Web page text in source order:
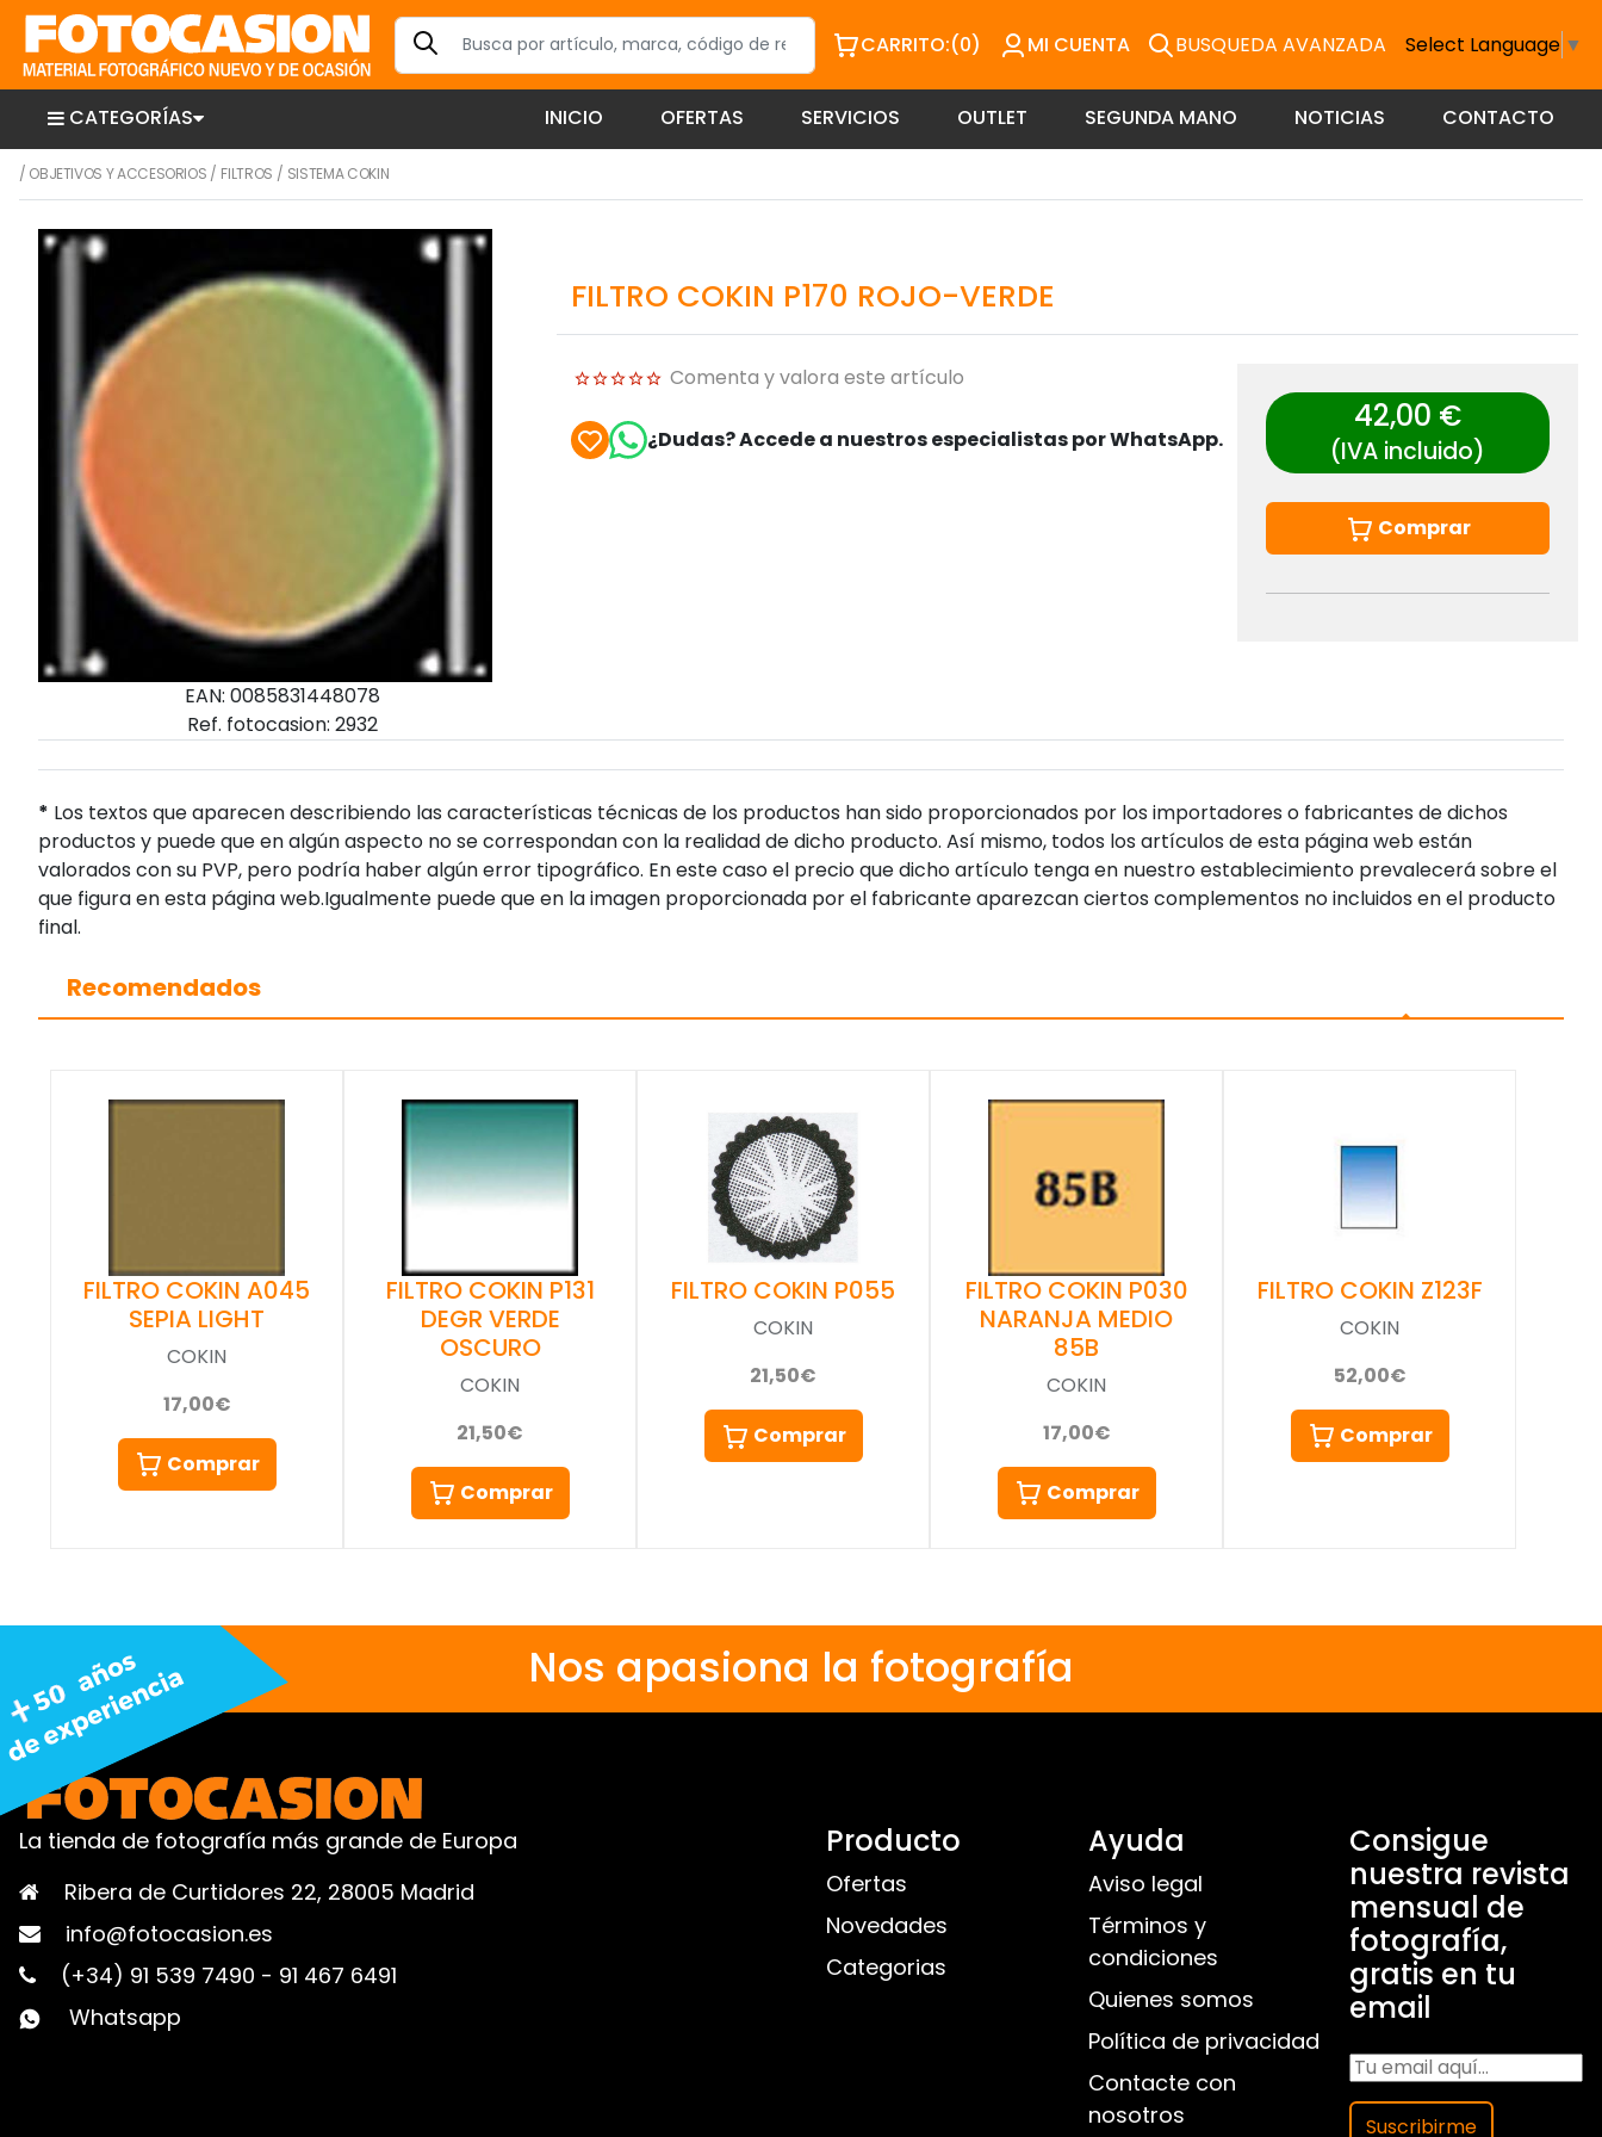
CARRITO:(0) MI CUENTA BUSQUEDA AVANZADA Select Language ▼
CATEGORÍAS INICIO OFERTAS SERVICIOS OUTLET SEGUNDA MANO NOTICIAS CONTACTO
/ OBJETIVOS Y ACCESORIOS / FILTROS / SISTEMA COKIN
EAN: 0085831448078
Ref. fotocasion: 2932
FILTRO COKIN P170 ROJO-VERDE
Comenta y valora este artículo
¿Dudas? Accede a nuestros especialistas por WhatsApp.
42,00 €
(IVA incluido)
Comprar
* Los textos que aparecen describiendo las características técnicas de los productos han sido proporcionados por los importadores o fabricantes de dichos
productos y puede que en algún aspecto no se correspondan con la realidad de dicho producto. Así mismo, todos los artículos de esta página web están
valorados con su PVP, pero podría haber algún error tipográfico. En este caso el precio que dicho artículo tenga en nuestro establecimiento prevalecerá sobre el
que figura en esta página web.Igualmente puede que en la imagen proporcionada por el fabricante aparezcan ciertos complementos no incluidos en el producto
final.
Recomendados
FILTRO COKIN A045
SEPIA LIGHT
COKIN
17,00€
Comprar
FILTRO COKIN P131
DEGR VERDE
OSCURO
COKIN
21,50€
Comprar
FILTRO COKIN P055
COKIN
21,50€
Comprar
FILTRO COKIN P030
NARANJA MEDIO
85B
COKIN
17,00€
Comprar
FILTRO COKIN Z123F
COKIN
52,00€
Comprar
Nos apasiona la fotografía
La tienda de fotografía más grande de Europa
Ribera de Curtidores 22, 28005 Madrid
info@fotocasion.es
(+34) 91 539 7490 - 91 467 6491
Whatsapp
Producto
Ofertas
Novedades
Categorias
Ayuda
Aviso legal
Términos y
condiciones
Quienes somos
Política de privacidad
Contacte con
nosotros
Consigue
nuestra revista
mensual de
fotografía,
gratis en tu
email
Suscribirme